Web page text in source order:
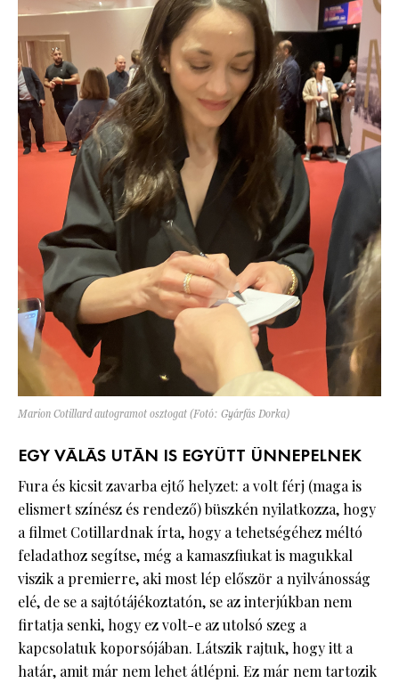
Marion Cotillard autogramot osztogat (Fotó: Gyárfás Dorka)
EGY VÁLÁS UTÁN IS EGYÜTT ÜNNEPELNEK
Fura és kicsit zavarba ejtő helyzet: a volt férj (maga is
elismert színész és rendező) büszkén nyilatkozza, hogy
a filmet Cotillardnak írta, hogy a tehetségéhez méltó
feladathoz segítse, még a kamaszfiukat is magukkal
viszik a premierre, aki most lép először a nyilvánosság
elé, de se a sajtótájékoztatón, se az interjúkban nem
firtatja senki, hogy ez volt-e az utolsó szeg a
kapcsolatuk koporsójában. Látszik rajtuk, hogy itt a
határ, amit már nem lehet átlépni. Ez már nem tartozik